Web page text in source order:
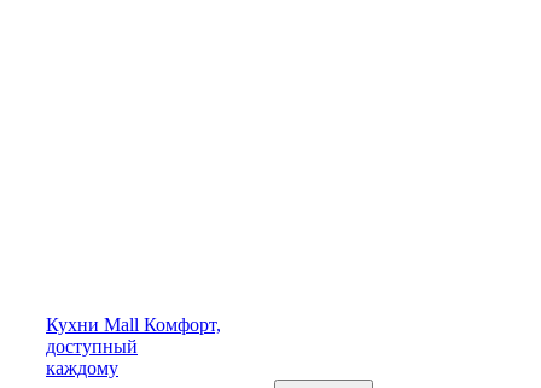
Кухни Mall Комфорт,
доступный
каждому